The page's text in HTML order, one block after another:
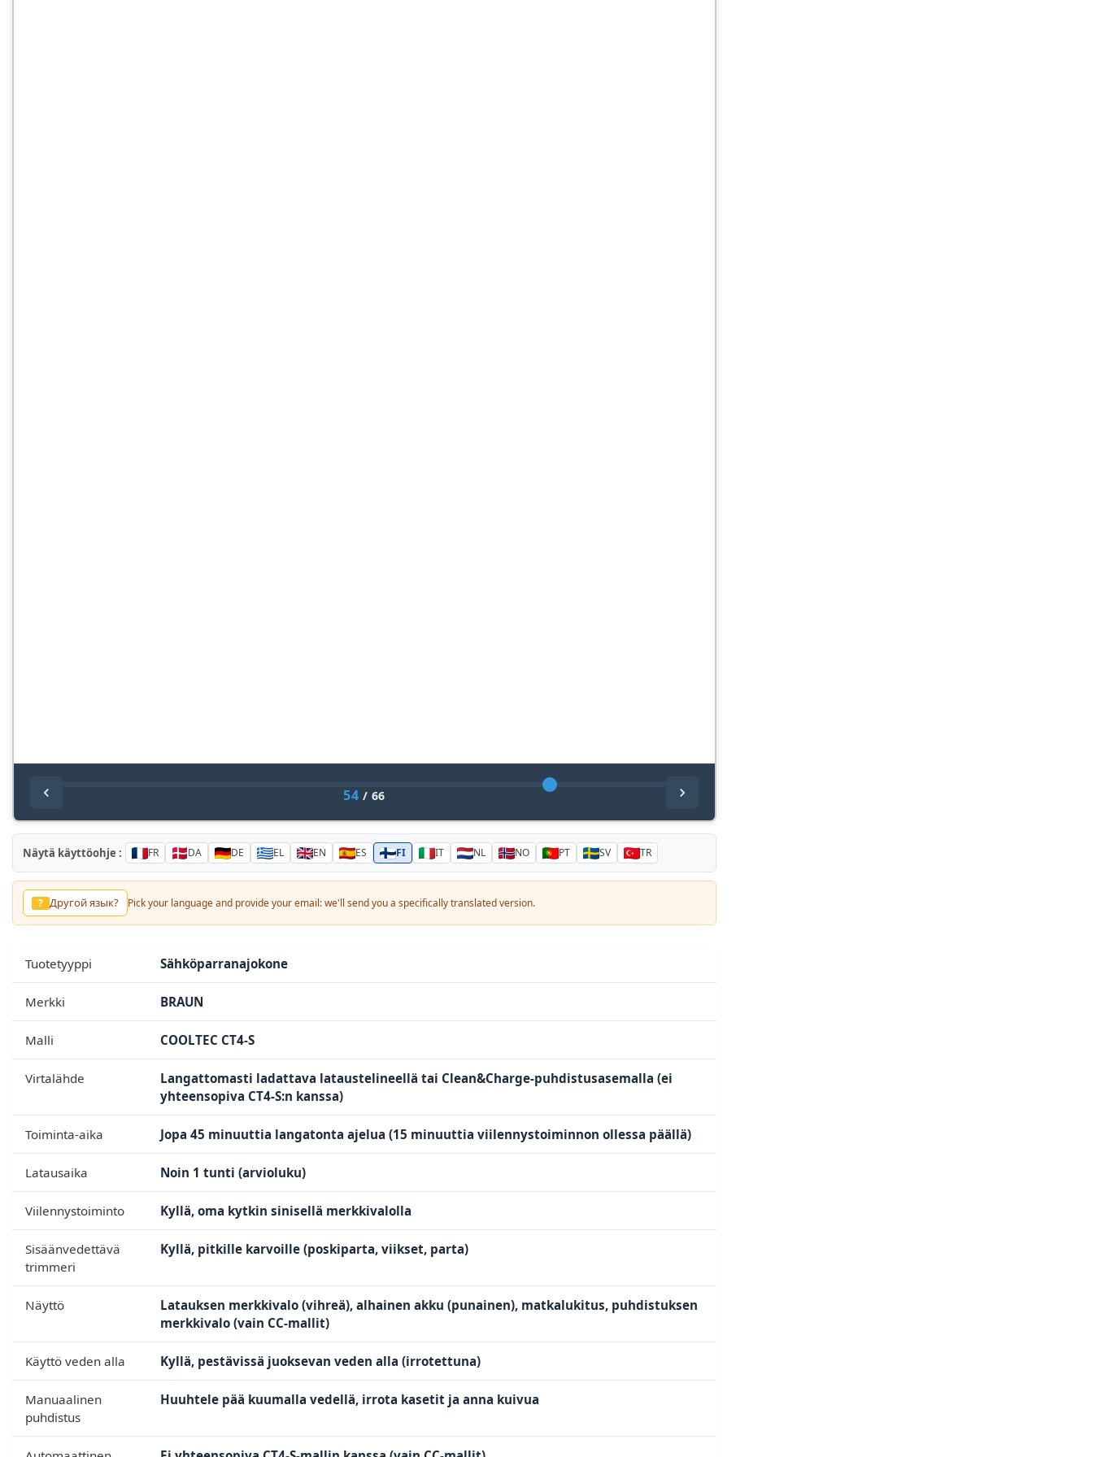
54 / 66
Näytä käyttöohje : FR DA DE EL EN ES FI IT NL NO PT SV TR
? Другой язык? Pick your language and provide your email: we'll send you a specifically translated version.
Tuotetyyppi Sähköparranajokone
Merkki BRAUN
Malli COOLTEC CT4-S
Virtalähde
Langattomasti ladattava lataustelineellä tai Clean&Charge-puhdistusasemalla (ei
yhteensopiva CT4-S:n kanssa)
Toiminta-aika Jopa 45 minuuttia langatonta ajelua (15 minuuttia viilennystoiminnon ollessa päällä)
Latausaika Noin 1 tunti (arvioluku)
Viilennystoiminto Kyllä, oma kytkin sinisellä merkkivalolla
Sisäänvedettävä
trimmeri
Kyllä, pitkille karvoille (poskiparta, viikset, parta)
Näyttö
Latauksen merkkivalo (vihreä), alhainen akku (punainen), matkalukitus, puhdistuksen
merkkivalo (vain CC-mallit)
Käyttö veden alla Kyllä, pestävissä juoksevan veden alla (irrotettuna)
Manuaalinen
puhdistus
Huuhtele pää kuumalla vedellä, irrota kasetit ja anna kuivua